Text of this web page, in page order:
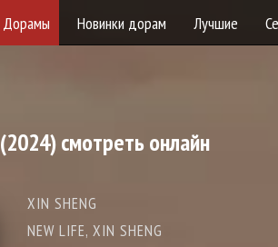
Дорамы Новинки дорам Лучшие
(2024) смотреть онлайн
XIN SHENG
NEW LIFE, XIN SHENG